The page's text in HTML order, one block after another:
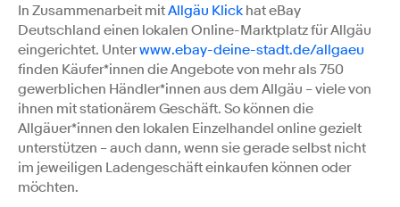
In Zusammenarbeit mitAllgäu Klick hat eBay
Deutschland einen lokalen Online-Marktplatz für Allgäu
eingerichtet. Unterwww.ebay-deine-stadt.de/allgaeu
finden Käufer*innen die Angebote von mehr als 750
gewerblichen Händler*innen aus dem Allgäu – viele von
ihnen mit stationärem Geschäft. So können die
Allgäuer*innen den lokalen Einzelhandel online gezielt
unterstützen – auch dann, wenn sie gerade selbst nicht
im jeweiligen Ladengeschäft einkaufen können oder
möchten.